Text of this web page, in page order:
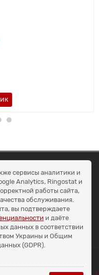
сервисы аналитики и
Analytics, Ringostat и
работы сайта,
обслуживания.
вы подтверждаете
и даёте
данных в соответствии
Украины и Общим
(GDPR).